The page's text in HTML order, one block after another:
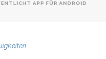
APP FÜR ANDROID